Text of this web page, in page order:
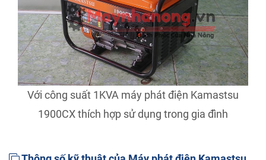
Với công suất 1KVA máy phát điện Kamastsu
1900CX thích hợp sử dụng trong gia đình